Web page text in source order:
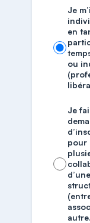
Je
en
ou
Je
pour
d’une